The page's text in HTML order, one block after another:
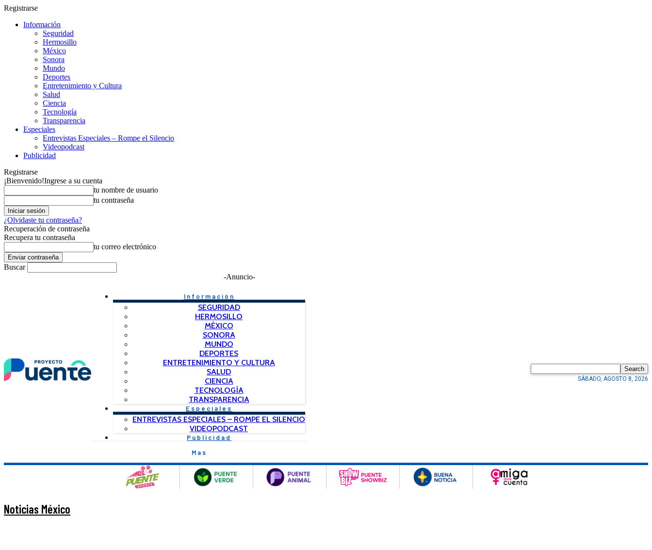
Registrarse
Información
Seguridad
Hermosillo
México
Sonora
Mundo
Deportes
Entretenimiento y Cultura
Salud
Ciencia
Tecnología
Transparencia
Especiales
Entrevistas Especiales – Rompe el Silencio
Videopodcast
Publicidad
Registrarse
¡Bienvenido!Ingrese a su cuenta
tu nombre de usuario
tu contraseña
¿Olvidaste tu contraseña?
Recuperación de contraseña
Recupera tu contraseña
tu correo electrónico
Buscar
-Anuncio-
Información
SEGURIDAD
HERMOSILLO
MÉXICO
SONORA
MUNDO
DEPORTES
ENTRETENIMIENTO Y CULTURA
SALUD
CIENCIA
TECNOLOGÍA
TRANSPARENCIA
Especiales
ENTREVISTAS ESPECIALES – ROMPE EL SILENCIO
VIDEOPODCAST
Publicidad
Mas
Search
SÁBADO, AGOSTO 8, 2026
Noticias México